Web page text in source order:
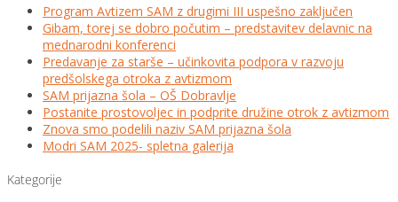
Program Avtizem SAM z drugimi III uspešno zaključen
Gibam, torej se dobro počutim – predstavitev delavnic na
mednarodni konferenci
Predavanje za starše – učinkovita podpora v razvoju
predšolskega otroka z avtizmom
SAM prijazna šola – OŠ Dobravlje
Postanite prostovoljec in podprite družine otrok z avtizmom
Znova smo podelili naziv SAM prijazna šola
Modri SAM 2025- spletna galerija
Kategorije